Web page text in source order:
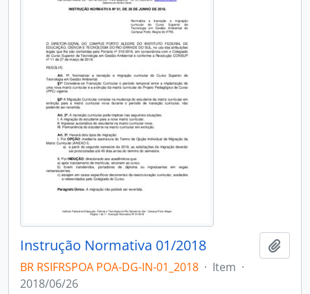
Instrução Normativa 01/2018
BR RSIFRSPOA POA-DG-IN-01_2018 · Item ·
2018/06/26